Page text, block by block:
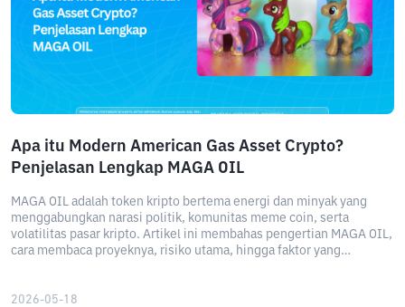
Apa itu Modern American Gas Asset Crypto?
Penjelasan Lengkap MAGA OIL
MAGA OIL adalah token kripto bertema energi dan minyak yang
menggabungkan narasi politik, komunitas meme coin, serta
volatilitas pasar kripto. Artikel ini membahas pengertian MAGA OIL,
cara membaca proyeknya, risiko utama, hingga faktor yang
2026-05-18